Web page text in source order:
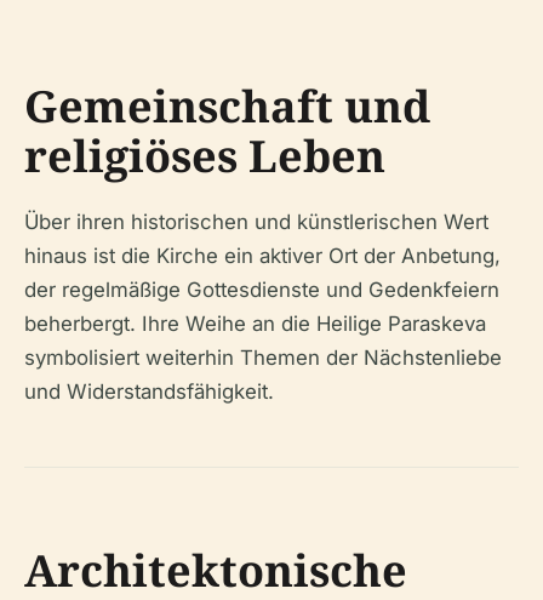
Gemeinschaft und
religiöses Leben
Über ihren historischen und künstlerischen Wert
hinaus ist die Kirche ein aktiver Ort der Anbetung,
der regelmäßige Gottesdienste und Gedenkfeiern
beherbergt. Ihre Weihe an die Heilige Paraskeva
symbolisiert weiterhin Themen der Nächstenliebe
und Widerstandsfähigkeit.
Architektonische